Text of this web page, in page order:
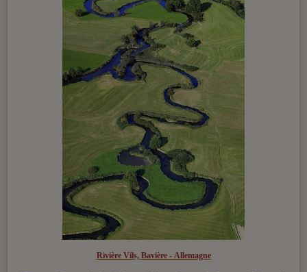
Rivière Vils, Bavière - Allemagne